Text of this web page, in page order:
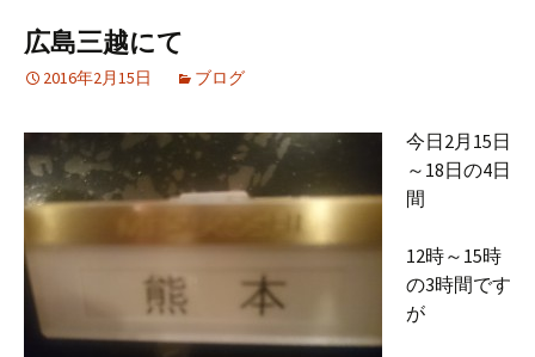
広島三越にて
2016年2月15日 ブログ
今日2月15日
～18日の4日
間
12時～15時
の3時間です
が